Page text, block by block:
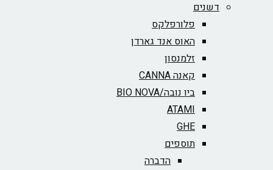
דשנים
פלורפלקס
האוס אנד גארדן
זלמנסון
קאנה CANNA
ביו נובה/BIO NOVA‏
ATAMI
GHE
תוספים
הדברה